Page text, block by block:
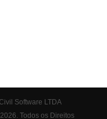
Software LTDA
Todos os Direitos